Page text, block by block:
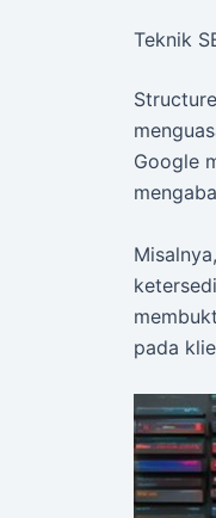
Teknik
Google
pada